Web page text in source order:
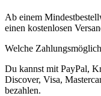
Ab einem
einen kostenlosen
Welche
Du kannst mit PayPal,
Discover, Visa,
bezahlen.